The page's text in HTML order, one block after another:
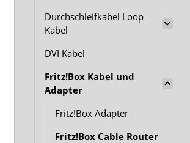
Durchschleifkabel Loop
Kabel
DVI Kabel
Fritz!Box Kabel und
Adapter
Fritz!Box Adapter
Fritz!Box Cable Router